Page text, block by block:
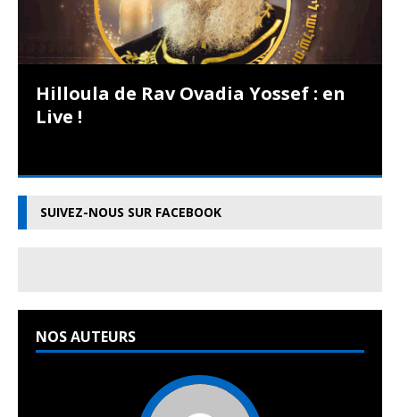
Hilloula de Rav Ovadia Yossef : en
Live !
SUIVEZ-NOUS SUR FACEBOOK
NOS AUTEURS